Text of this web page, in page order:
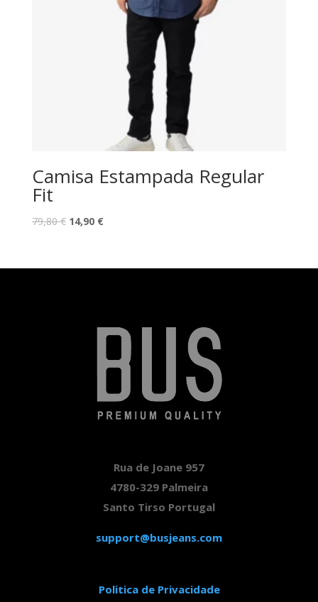
Camisa Estampada Regular
Fit
79,80€ O
era:
14,90 €O
é:
Rua de Joane 957
4780-329 Palmeira
Santo Tirso Portugal
support@busjeans.com
Politica de Privacidade